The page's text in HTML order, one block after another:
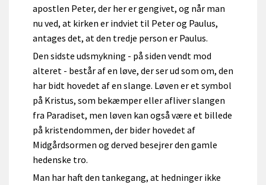
apostlen Peter, der her er gengivet, og når man
nu ved, at kirken er indviet til Peter og Paulus,
antages det, at den tredje person er Paulus.
Den sidste udsmykning - på siden vendt mod
alteret - består af en løve, der ser ud som om, den
har bidt hovedet af en slange. Løven er et symbol
på Kristus, som bekæmper eller afliver slangen
fra Paradiset, men løven kan også være et billede
på kristendommen, der bider hovedet af
Midgårdsormen og derved besejrer den gamle
hedenske tro.
Man har haft den tankegang, at hedninger ikke